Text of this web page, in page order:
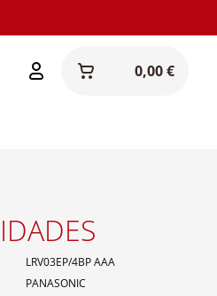
0,00 €
LRV03EP/4BP AAA
PANASONIC